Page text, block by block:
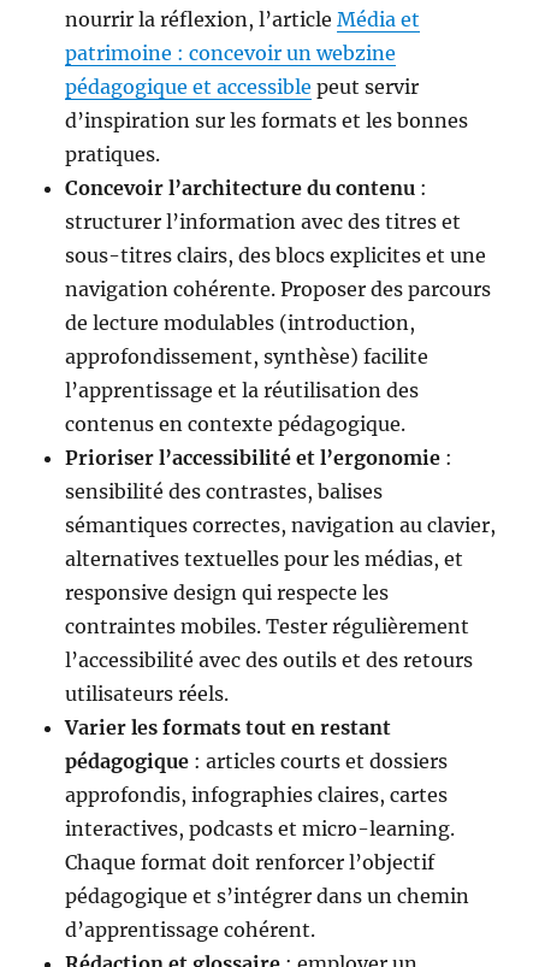
nourrir la réflexion, l’articleMédia et
patrimoine : concevoir un webzine
pédagogique et accessible peut servir
d’inspiration sur les formats et les bonnes
pratiques.
Concevoir l’architecture du contenu :
structurer l’information avec des titres et
sous-titres clairs, des blocs explicites et une
navigation cohérente. Proposer des parcours
de lecture modulables (introduction,
approfondissement, synthèse) facilite
l’apprentissage et la réutilisation des
contenus en contexte pédagogique.
Prioriser l’accessibilité et l’ergonomie :
sensibilité des contrastes, balises
sémantiques correctes, navigation au clavier,
alternatives textuelles pour les médias, et
responsive design qui respecte les
contraintes mobiles. Tester régulièrement
l’accessibilité avec des outils et des retours
utilisateurs réels.
Varier les formats tout en restant
pédagogique : articles courts et dossiers
approfondis, infographies claires, cartes
interactives, podcasts et micro-learning.
Chaque format doit renforcer l’objectif
pédagogique et s’intégrer dans un chemin
d’apprentissage cohérent.